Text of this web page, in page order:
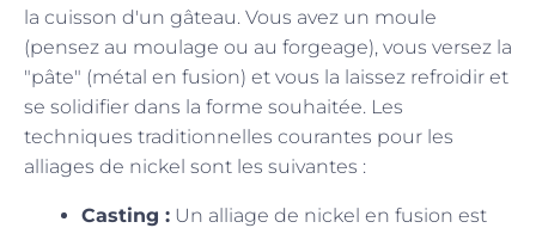
la cuisson d'un gâteau. Vous avez un moule
(pensez au moulage ou au forgeage), vous versez la
"pâte" (métal en fusion) et vous la laissez refroidir et
se solidifier dans la forme souhaitée. Les
techniques traditionnelles courantes pour les
alliages de nickel sont les suivantes :
Casting : Un alliage de nickel en fusion est